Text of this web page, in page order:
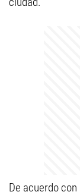
De acuerdo